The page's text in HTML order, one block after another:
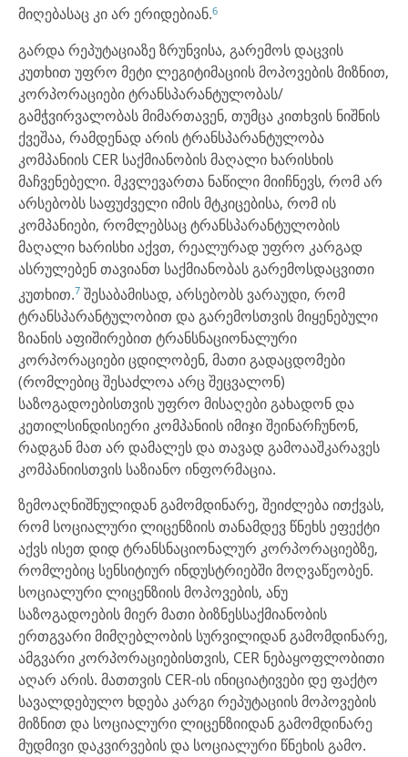
მიღებასაც კი არ ერიდებიან.6
გარდა რეპუტაციაზე ზრუნვისა, გარემოს დაცვის
კუთხით უფრო მეტი ლეგიტიმაციის მოპოვების მიზნით,
კორპორაციები ტრანსპარანტულობას/
გამჭვირვალობას მიმართავენ, თუმცა კითხვის ნიშნის
ქვეშაა, რამდენად არის ტრანსპარანტულობა
კომპანიის CER საქმიანობის მაღალი ხარისხის
მაჩვენებელი. მკვლევართა ნაწილი მიიჩნევს, რომ არ
არსებობს საფუძველი იმის მტკიცებისა, რომ ის
კომპანიები, რომლებსაც ტრანსპარანტულობის
მაღალი ხარისხი აქვთ, რეალურად უფრო კარგად
ასრულებენ თავიანთ საქმიანობას გარემოსდაცვითი
კუთხით.7 შესაბამისად, არსებობს ვარაუდი, რომ
ტრანსპარანტულობით და გარემოსთვის მიყენებული
ზიანის აფიშირებით ტრანსნაციონალური
კორპორაციები ცდილობენ, მათი გადაცდომები
(რომლებიც შესაძლოა არც შეცვალონ)
საზოგადოებისთვის უფრო მისაღები გახადონ და
კეთილსინდისიერი კომპანიის იმიჯი შეინარჩუნონ,
რადგან მათ არ დამალეს და თავად გამოააშკარავეს
კომპანიისთვის საზიანო ინფორმაცია.
ზემოაღნიშნულიდან გამომდინარე, შეიძლება ითქვას,
რომ სოციალური ლიცენზიის თანამდევ წნეხს ეფექტი
აქვს ისეთ დიდ ტრანსნაციონალურ კორპორაციებზე,
რომლებიც სენსიტიურ ინდუსტრიებში მოღვაწეობენ.
სოციალური ლიცენზიის მოპოვების, ანუ
საზოგადოების მიერ მათი ბიზნესსაქმიანობის
ერთგვარი მიმღებლობის სურვილიდან გამომდინარე,
ამგვარი კორპორაციებისთვის, CER ნებაყოფლობითი
აღარ არის. მათთვის CER-ის ინიციატივები დე ფაქტო
სავალდებულო ხდება კარგი რეპუტაციის მოპოვების
მიზნით და სოციალური ლიცენზიიდან გამომდინარე
მუდმივი დაკვირვების და სოციალური წნეხის გამო.